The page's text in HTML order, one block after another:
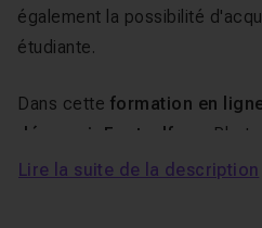
également la possibilité
étudiante.
Dans cette formation en
découvrir Fontself , sur
de comprendre comment
Lire la suite de la description